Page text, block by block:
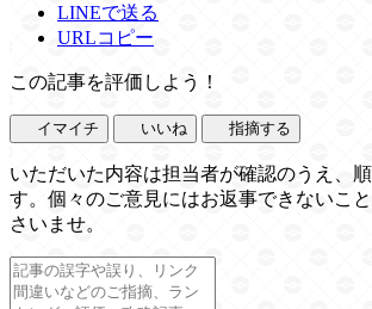
LINEで送る
URLコピー
この記事を評価しよう！
イマイチ いいね 指摘する
いただいた内容は担当者が確認のうえ、
す。個々のご意見にはお返事できないこ
さいませ。